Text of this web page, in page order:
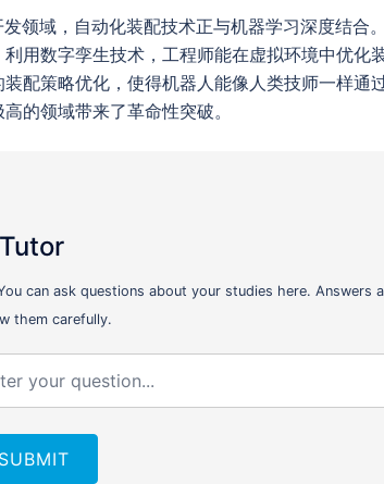
领域，自动化装配技术正与机器学习深度结合
利用数字孪生技术，工程师能在虚拟环境中优
装配策略优化，使得机器人能像人类技师一样
的领域带来了革命性突破。
can ask questions about your studies here. Answers
them carefully.
SUBMIT